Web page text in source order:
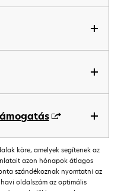
köre, amelyek segítenek az
azon hónapok átlagos
szándékoznak nyomtatni az
oldalszám az optimális